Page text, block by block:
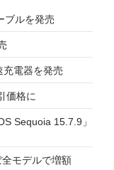
ブルを発売
充電器を発売
価格に
Sequoia 15.7.9」
モデルで増額